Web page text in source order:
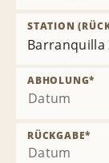
Barranquilla
STATION
Datum
ABHOLUNG*
Datum
RÜCKGABE*